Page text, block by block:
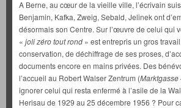
A Berne, au cœur de la vieille ville, l’écrivain
Benjamin, Kafka, Zweig, Sebald, Jelinek ont
désormais son Centre. Sur l’œuvre de celui qui
« joli zéro tout rond » est entrepris un gros
conservation, de déchiffrage de ses proses,
documents encore en mains privées. Des
l’accueil au Robert Walser Zentrum (Marktgasse
ignorer celui qui resta enfermé à l’asile de la
Herisau de 1929 au 25 décembre 1956 ? Pour